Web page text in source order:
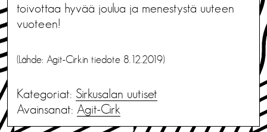
toivottaa hyvää joulua ja menestystä uuteen
vuoteen!
(Lähde: Agit-Cirkin tiedote 8.12.2019)
Kategoriat: Sirkusalan uutiset
Avainsanat: Agit-Cirk